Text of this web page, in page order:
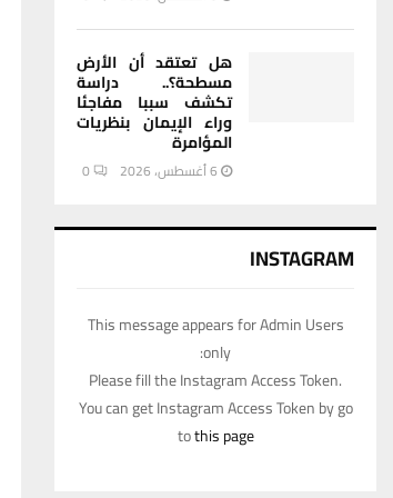
هل تعتقد أن الأرض
مسطحة؟.. دراسة
تكشف سببا مفاجئا
وراء الإيمان بنظريات
المؤامرة
6 أغسطس، 2026 0
INSTAGRAM
This message appears for Admin Users
only:
Please fill the Instagram Access Token.
You can get Instagram Access Token by go
tothis page